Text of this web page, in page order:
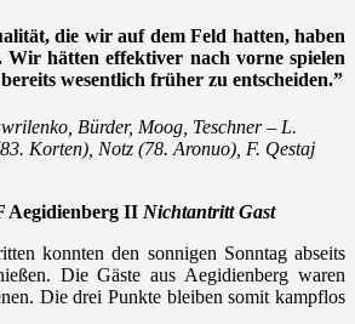
die wir auf dem Feld hatten, haben
hätten effektiver nach vorne spielen
wesentlich früher zu entscheiden.”
Bürder, Moog, Teschner – L.
Korten), Notz (78. Aronuo), F. Qestaj
Aegidienberg II Nichtantritt Gast
konnten den sonnigen Sonntag abseits
Die Gäste aus Aegidienberg waren
Die drei Punkte bleiben somit kampflos